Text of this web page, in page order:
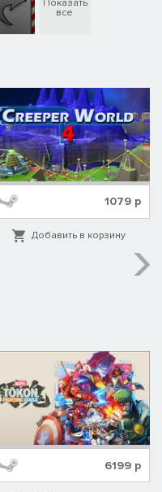
Показать
все
1079 р
Добавить в корзину
6199 р